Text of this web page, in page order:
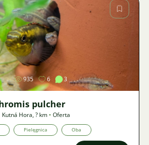
Zdjęcie
935 6 3
pulcher
Kutná Hora,? km • Oferta
Pielęgnica Oba